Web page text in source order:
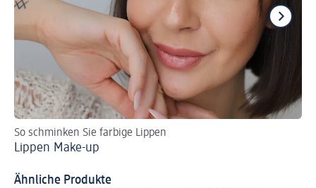
So schminken Sie farbige Lippen
Lippen Make-up
Ähnliche Produkte